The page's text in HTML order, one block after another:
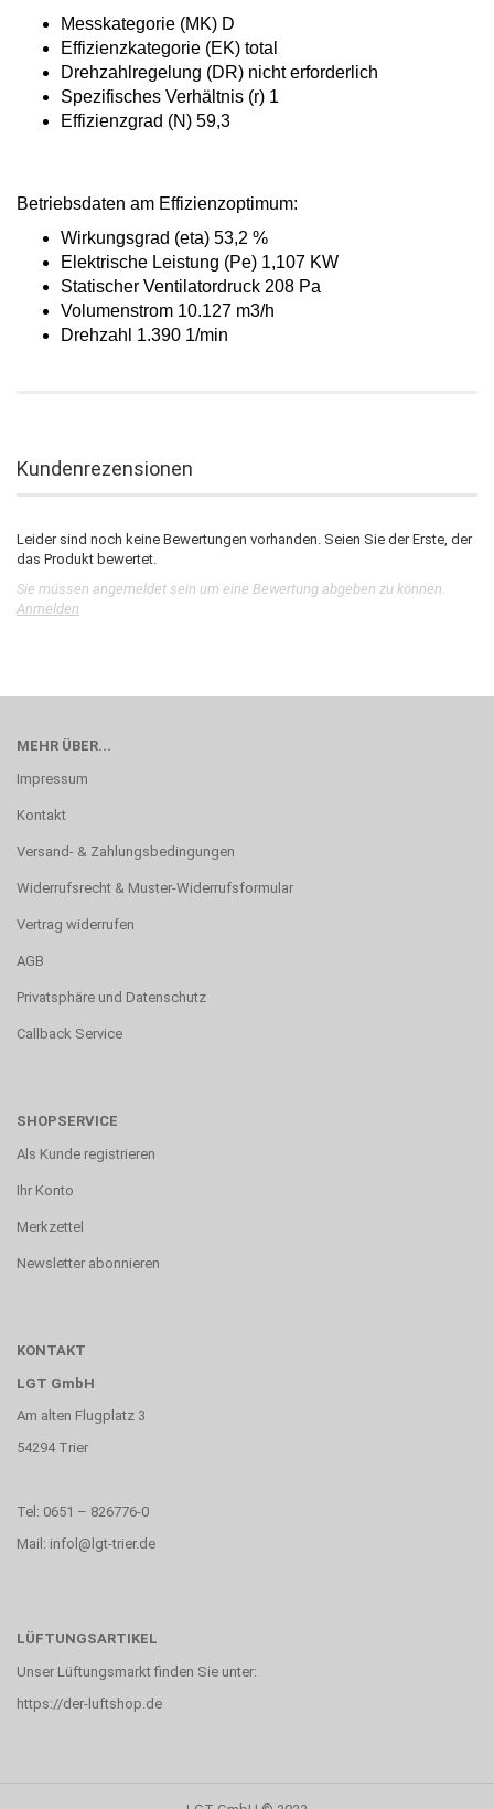
Messkategorie (MK) D
Effizienzkategorie (EK) total
Drehzahlregelung (DR) nicht erforderlich
Spezifisches Verhältnis (r) 1
Effizienzgrad (N) 59,3
Betriebsdaten am Effizienzoptimum:
Wirkungsgrad (eta) 53,2 %
Elektrische Leistung (Pe) 1,107 KW
Statischer Ventilatordruck 208 Pa
Volumenstrom 10.127 m3/h
Drehzahl 1.390 1/min
Kundenrezensionen
Leider sind noch keine Bewertungen vorhanden. Seien Sie der Erste, der
das Produkt bewertet.
Sie müssen angemeldet sein um eine Bewertung abgeben zu können.
Anmelden
MEHR ÜBER...
Impressum
Kontakt
Versand- & Zahlungsbedingungen
Widerrufsrecht & Muster-Widerrufsformular
Vertrag widerrufen
AGB
Privatsphäre und Datenschutz
Callback Service
SHOPSERVICE
Als Kunde registrieren
Ihr Konto
Merkzettel
Newsletter abonnieren
KONTAKT
LGT GmbH
Am alten Flugplatz 3
54294 Trier
Tel: 0651 – 826776-0
Mail: infol@lgt-trier.de
LÜFTUNGSARTIKEL
Unser Lüftungsmarkt finden Sie unter:
https://der-luftshop.de